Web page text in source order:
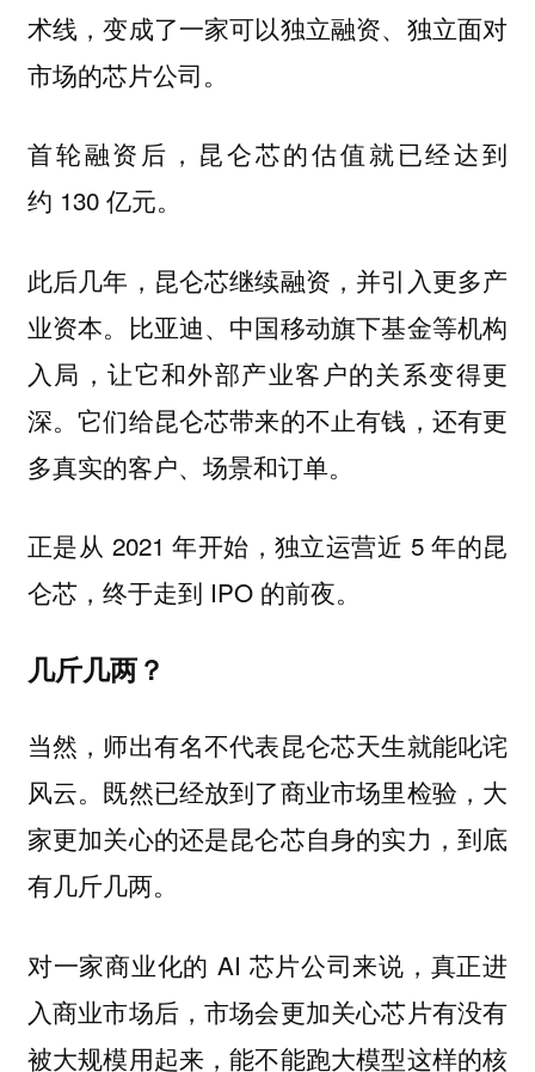
术线，变成了一家可以独立融资、独立面对
市场的芯片公司。
首轮融资后，昆仑芯的估值就已经达到
约 130 亿元。
此后几年，昆仑芯继续融资，并引入更多产
业资本。比亚迪、中国移动旗下基金等机构
入局，让它和外部产业客户的关系变得更
深。它们给昆仑芯带来的不止有钱，还有更
多真实的客户、场景和订单。
正是从 2021 年开始，独立运营近 5 年的昆
仑芯，终于走到 IPO 的前夜。
几斤几两？
当然，师出有名不代表昆仑芯天生就能叱诧
风云。既然已经放到了商业市场里检验，大
家更加关心的还是昆仑芯自身的实力，到底
有几斤几两。
对一家商业化的 AI 芯片公司来说，真正进
入商业市场后，市场会更加关心芯片有没有
被大规模用起来，能不能跑大模型这样的核